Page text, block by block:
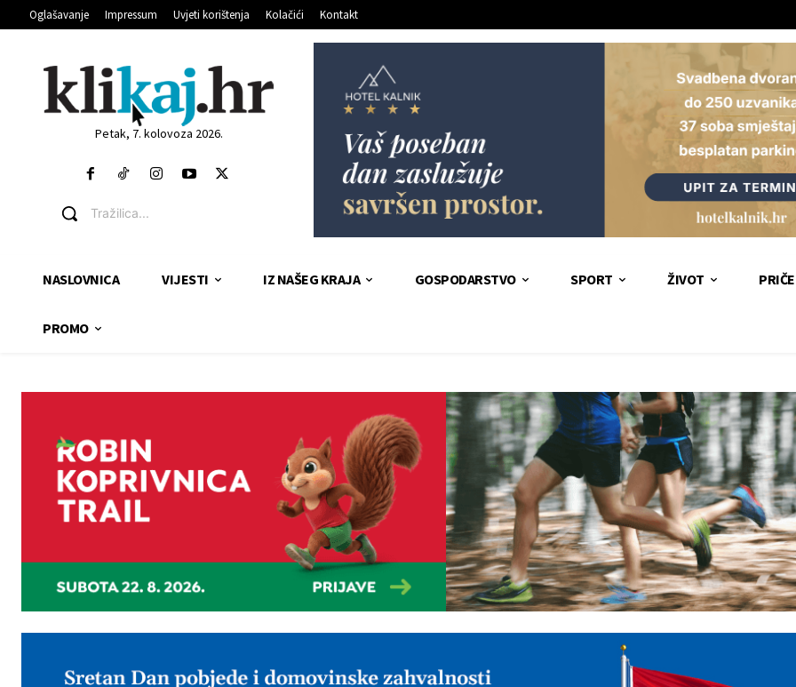
Oglašavanje Impressum Uvjeti korištenja Kolačići Kontakt
Petak, 7. kolovoza 2026.
Tražilica...
NASLOVNICA VIJESTI IZ NAŠEG KRAJA GOSPODARSTVO SPORT ŽIVOT PRIČE
PROMO